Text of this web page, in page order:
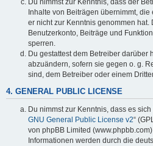
Inhalte von Beiträgen übernimmt,
er nicht zur Kenntnis genommen hat.
Benutzerkonto, Beiträge und
sperren.
Du gestattest dem Betreiber darüber
abzuändern, sofern sie gegen o. g.
sind, dem Betreiber oder einem
4. GENERAL PUBLIC LICENSE
Du nimmst zur Kenntnis, dass es
GNU General Public License v2“
von phpBB Limited
Informationen werden durch die